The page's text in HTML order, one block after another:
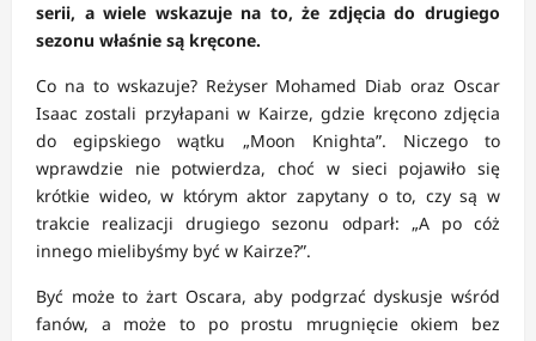
serii, a wiele wskazuje na to, że zdjęcia do drugiego
sezonu właśnie są kręcone.
Co na to wskazuje? Reżyser Mohamed Diab oraz Oscar
Isaac zostali przyłapani w Kairze, gdzie kręcono zdjęcia
do egipskiego wątku „Moon Knighta”. Niczego to
wprawdzie nie potwierdza, choć w sieci pojawiło się
krótkie wideo, w którym aktor zapytany o to, czy są w
trakcie realizacji drugiego sezonu odparł: „A po cóż
innego mielibyśmy być w Kairze?”.
Być może to żart Oscara, aby podgrzać dyskusje wśród
fanów, a może to po prostu mrugnięcie okiem bez